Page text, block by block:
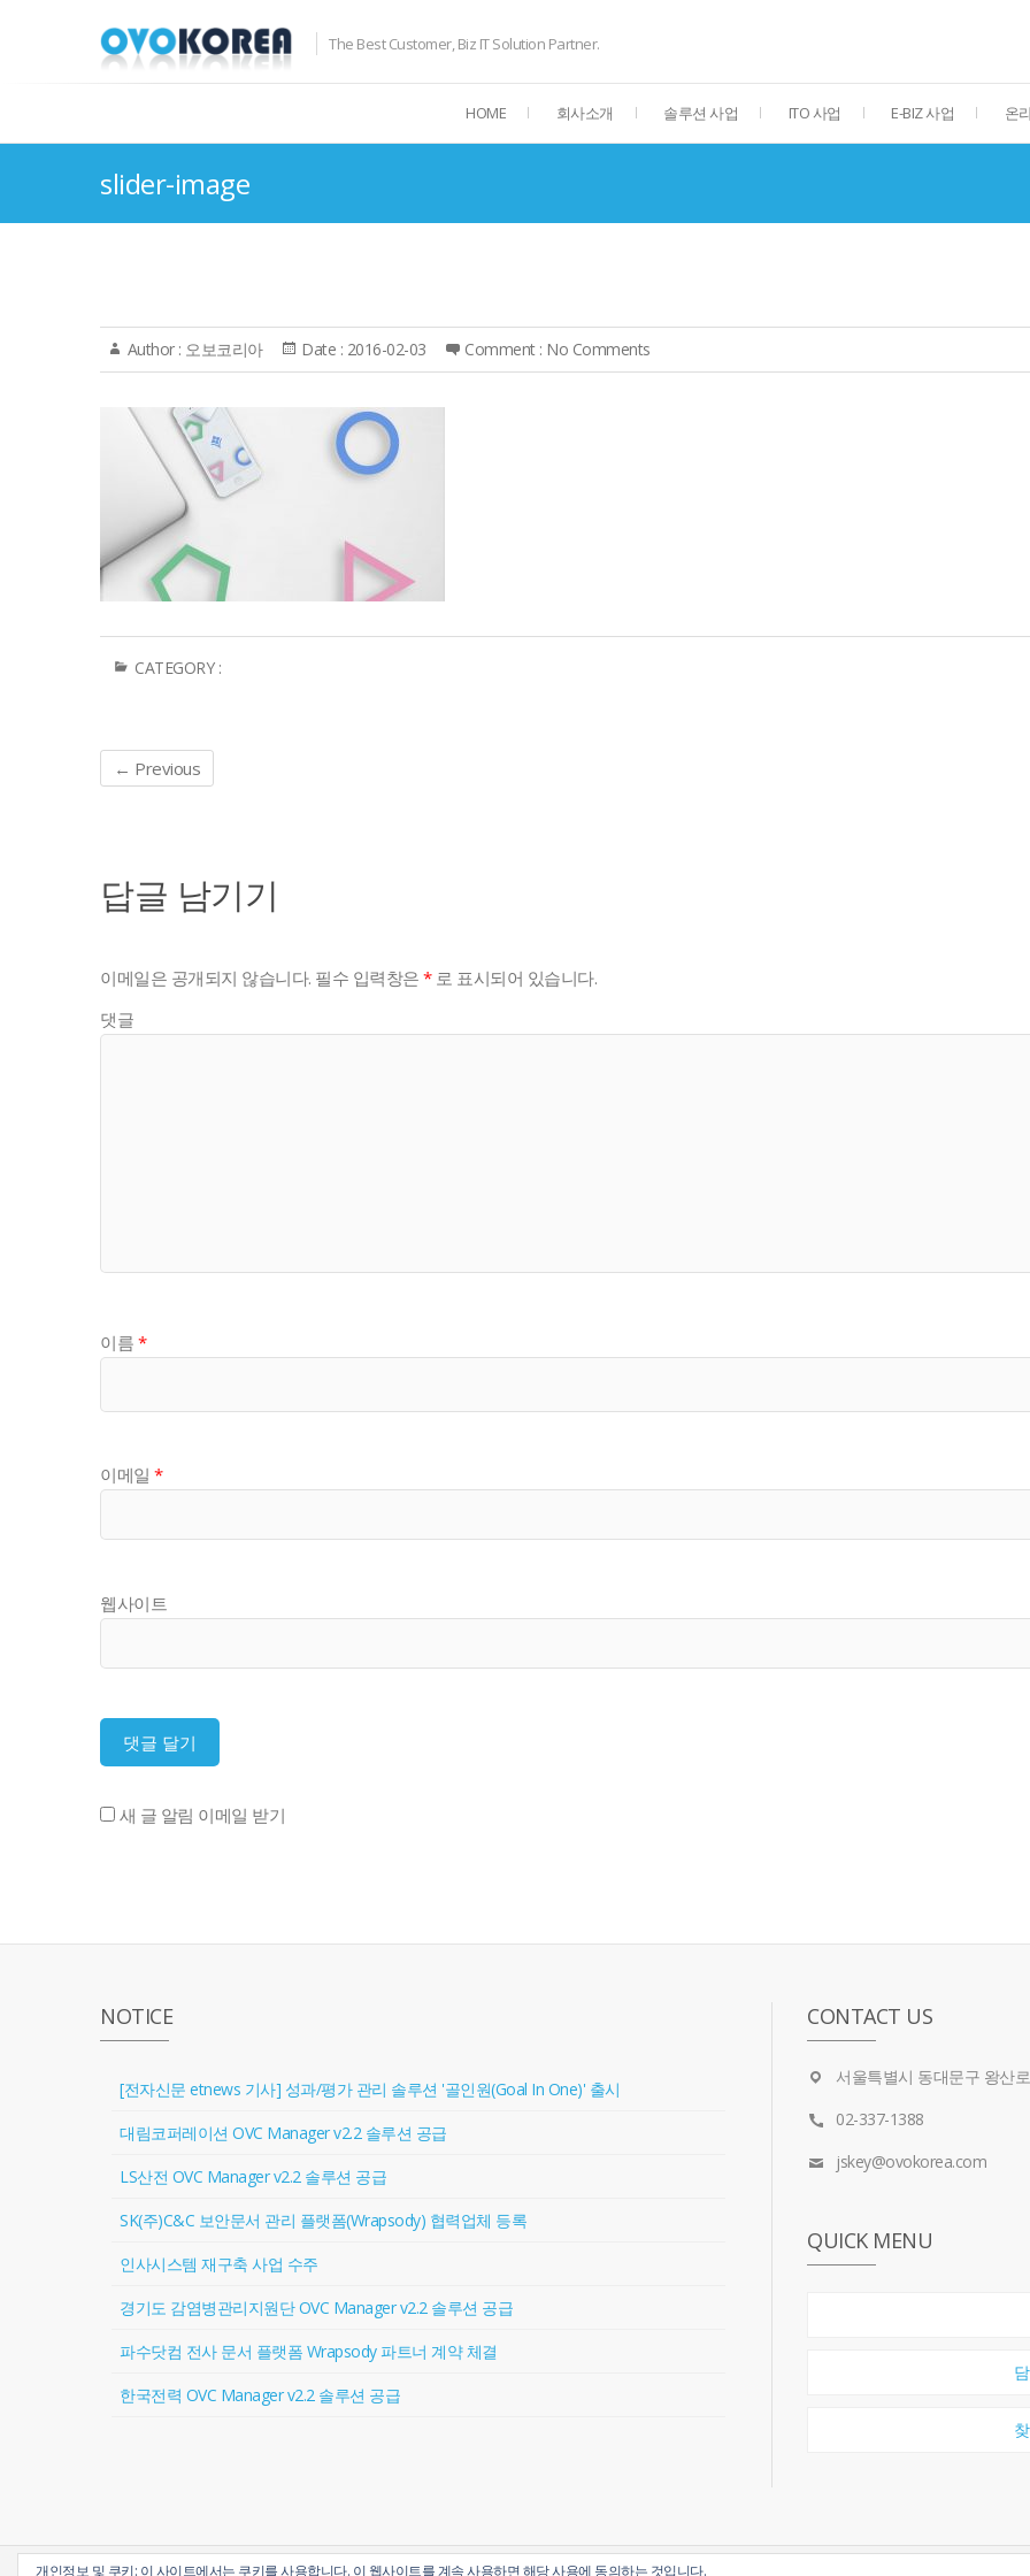
The Best Customer, Biz IT Solution Partner.
HOME 회사소개 솔루션 사업 ITO 사업 E-BIZ 사업 온
slider-image
Author : 오보코리아 Date : 2016-02-03 Comment : No Comments
CATEGORY :
← Previous
답글 남기기
이메일은 공개되지 않습니다. 필수 입력창은 *로 표시되어 있습니다.
댓글
이름 *
이메일 *
웹사이트
새 글 알림 이메일 받기
NOTICE
[전자신문 etnews 기사] 성과/평가 관리 솔루션 '골인원(Goal In One)' 출시
대림코퍼레이션 OVC Manager v2.2 솔루션 공급
LS산전 OVC Manager v2.2 솔루션 공급
SK(주)C&C 보안문서 관리 플랫폼(Wrapsody) 협력업체 등록
인사시스템 재구축 사업 수주
경기도 감염병관리지원단 OVC Manager v2.2 솔루션 공급
파수닷컴 전사 문서 플랫폼 Wrapsody 파트너 계약 체결
한국전력 OVC Manager v2.2 솔루션 공급
CONTACT US
서울특별시 동대문구 왕산
02-337-1388
jskey@ovokorea.com
QUICK MENU
개인정보 및 쿠키: 이 사이트에서는 쿠키를 사용합니다. 이 웹사이트를 계속 사용하면 해당 사용에 동의하는 것입니다.